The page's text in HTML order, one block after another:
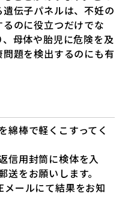
伝子パネルは、不妊の
のに役立つだけでな
母体や胎児に危険を及
題を検出するのにも有
綿棒で軽くこすってく
信用封筒に検体を入
をお願いします。
ールにて結果をお知